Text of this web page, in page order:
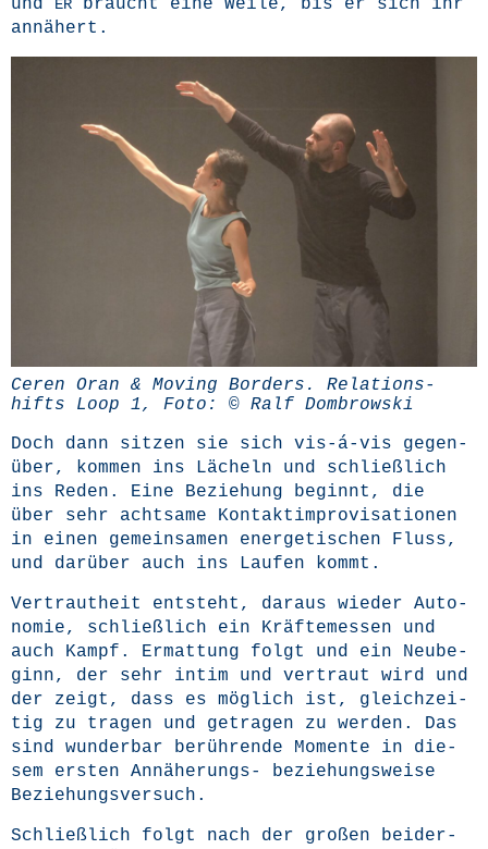
und
ER braucht eine Wei­le, bis er sich ihr
annähert.
Ceren Oran & Moving Bor­ders. Rela­ti­ons­
hifts Loop 1, Foto: © Ralf Dombrowski
Doch dann sit­zen sie sich vis-á-vis gegen­
über, kom­men ins Lächeln und schließ­lich
ins Reden. Eine Bezie­hung beginnt, die
über sehr acht­sa­me Kon­takt­im­pro­vi­sa­tio­nen
in einen gemein­sa­men ener­ge­ti­schen Fluss,
und dar­über auch ins Lau­fen kommt.
Ver­traut­heit ent­steht, dar­aus wie­der Auto­
no­mie, schließ­lich ein Kräf­te­mes­sen und
auch Kampf. Ermat­tung folgt und ein Neu­be­
ginn, der sehr intim und ver­traut wird und
der zeigt, dass es mög­lich ist, gleich­zei­
tig zu tra­gen und getra­gen zu wer­den. Das
sind wun­der­bar berüh­ren­de Momen­te in die­
sem ers­ten Annä­he­rungs- bezie­hungs­wei­se
Beziehungsversuch.
Schließ­lich folgt nach der gro­ßen bei­der­